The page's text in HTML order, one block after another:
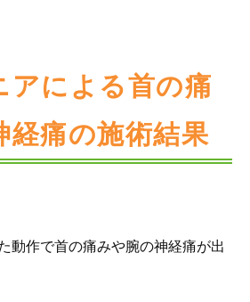
アによる首の痛
経痛の施術結果
動作で首の痛みや腕の神経痛が出